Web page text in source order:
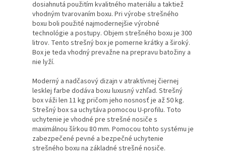
dosiahnutá použitím kvalitného materiálu a taktiež
vhodným tvarovaním boxu. Pri výrobe strešného
boxu boli použité najmodernejšie výrobné
technológie a postupy. Objem strešného boxu je 300
litrov. Tento strešný box je pomerne krátky a široký.
Box je teda vhodný prevažne na prepravu batožiny a
nie lyží.
Moderný a nadčasový dizajn v atraktívnej čiernej
lesklej farbe dodáva boxu luxusný vzhľad. Strešný
box váži len 11 kg pričom jeho nosnosť je až 50 kg.
Strešný box sa uchytáva pomocou U-profilu. Toto
uchytenie je vhodné pre strešné nosiče s
maximálnou šírkou 80 mm. Pomocou tohto systému je
zabezpečené pevné a bezpečné uchytenie
strešného boxu na základné strešné nosiče.